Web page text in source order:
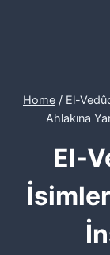
Home / El-
Ahlakına
El-